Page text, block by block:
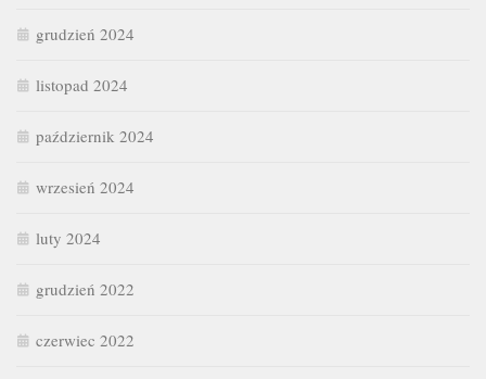
grudzień 2024
listopad 2024
październik 2024
wrzesień 2024
luty 2024
grudzień 2022
czerwiec 2022